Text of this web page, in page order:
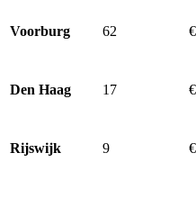
Voorburg 62
Den Haag 17
Rijswijk 9